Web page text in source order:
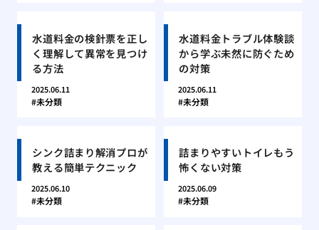
水道料金の検針票を正し
く理解して異常を見つけ
る方法
2025.06.11
未分類
水道料金トラブル体験談
から学ぶ未然に防ぐため
の対策
2025.06.11
未分類
シンク詰まり解消プロが
教える簡単テクニック
2025.06.10
未分類
詰まりやすいトイレもう
怖くない対策
2025.06.09
未分類